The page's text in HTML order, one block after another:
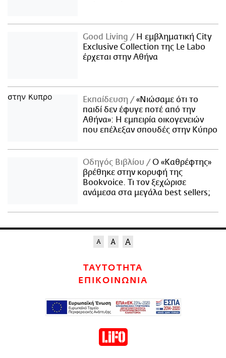
Good Living
Η εμβληματική City
Exclusive Collection της Le Labo
έρχεται στην Αθήνα
Εκπαίδευση
«Νιώσαμε ότι το
παιδί δεν έφυγε ποτέ από την
Αθήνα»: Η εμπειρία οικογενειών
που επέλεξαν σπουδές στην Κύπρο
Οδηγός Βιβλίου
Ο «Καθρέφτης»
βρέθηκε στην κορυφή της
Bookvoice. Τι τον ξεχώρισε
ανάμεσα στα μεγάλα best sellers;
ΤΑΥΤΟΤΗΤΑ
ΕΠΙΚΟΙΝΩΝΙΑ